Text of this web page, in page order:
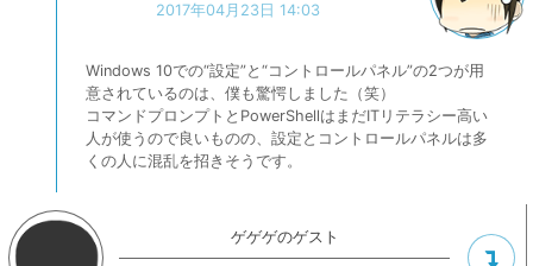
2017年04月23日 14:03
Windows 10での“設定”と“コントロールパネル”の2つが用
意されているのは、僕も驚愕しました（笑）
コマンドプロンプトとPowerShellはまだITリテラシー高い
人が使うので良いものの、設定とコントロールパネルは多
くの人に混乱を招きそうです。
ゲゲゲのゲスト